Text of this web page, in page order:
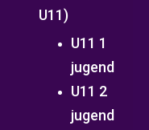
U11)
U11 1
jugend
U11 2
jugend